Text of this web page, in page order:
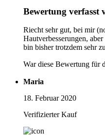
Bewertung verfasst
Riecht sehr gut, bei mir
Hautverbesserungen,
bin bisher trotzdem sehr
War diese Bewertung für
Maria
18. Februar 2020
Verifizierter Kauf